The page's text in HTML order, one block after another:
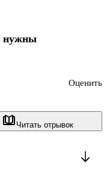
Читать отрывок
нужны
Оценить